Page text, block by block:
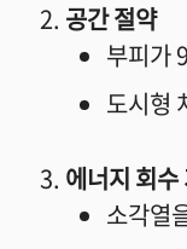
공간 절약
부피가
도시형
에너지 회수
소각열